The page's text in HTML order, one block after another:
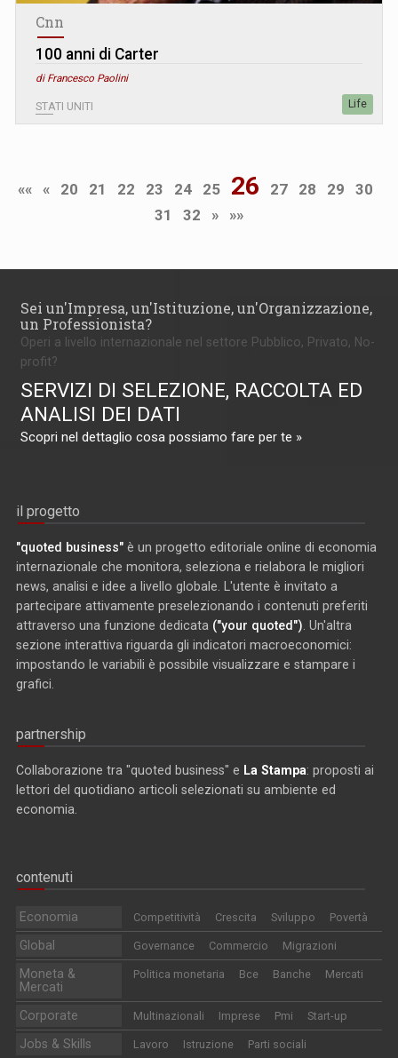
Cnn
100 anni di Carter
di Francesco Paolini
STATI UNITI Life
«« « 20 21 22 23 24 25 26 27 28 29
30
31
32 » »»
Sei un'Impresa, un'Istituzione, un'Organizzazione,
un Professionista?
Operi a livello internazionale nel settore Pubblico, Privato, No-
profit?
SERVIZI DI SELEZIONE, RACCOLTA ED
ANALISI DEI DATI
Scopri nel dettaglio cosa possiamo fare per te »
il progetto
"quoted business" è un progetto editoriale online di economia
internazionale che monitora, seleziona e rielabora le migliori
news, analisi e idee a livello globale. L'utente è invitato a
partecipare attivamente preselezionando i contenuti preferiti
attraverso una funzione dedicata ("your quoted") . Un'altra
sezione interattiva riguarda gli indicatori macroeconomici:
impostando le variabili è possibile visualizzare e stampare i
grafici.
partnership
Collaborazione tra "quoted business" e La Stampa: proposti ai
lettori del quotidiano articoli selezionati su ambiente ed
economia.
contenuti
Economia Competitività Crescita Sviluppo Povertà
Global Governance Commercio Migrazioni
Moneta &
Mercati
Politica monetaria Bce Banche Mercati
Corporate Multinazionali Imprese Pmi Start-up
Jobs & Skills Lavoro Istruzione
Parti sociali